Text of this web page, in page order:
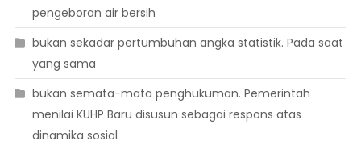
pengeboran air bersih
bukan sekadar pertumbuhan angka statistik. Pada saat
yang sama
bukan semata-mata penghukuman. Pemerintah
menilai KUHP Baru disusun sebagai respons atas
dinamika sosial